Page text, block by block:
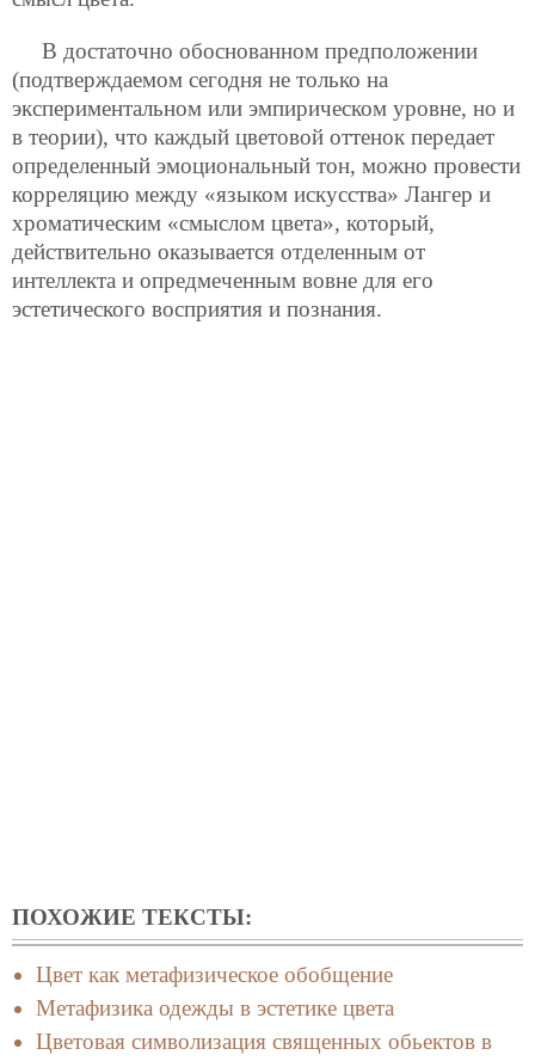
В достаточно обоснованном предположении
(подтверждаемом сегодня не только на
экспериментальном или эмпирическом уровне, но и
в теории), что каждый цветовой оттенок передает
определенный эмоциональный тон, можно провести
корреляцию между «языком искусства» Лангер и
хроматическим «смыслом цвета», который,
действительно оказывается отделенным от
интеллекта и опредмеченным вовне для его
эстетического восприятия и познания.
ПОХОЖИЕ ТЕКСТЫ:
Цвет как метафизическое обобщение
Метафизика одежды в эстетике цвета
Цветовая символизация священных обьектов в